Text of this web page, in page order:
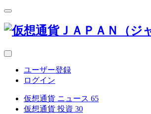
ユーザー登録
ログイン
仮想通貨 ニュース 65
仮想通貨 投資 30